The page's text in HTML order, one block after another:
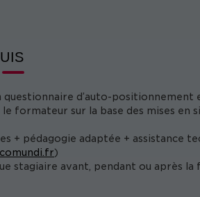
questionnaire d’auto-positionnement
formateur sur la base des mises en
+ pédagogie adaptée + assistance
)
stagiaire avant, pendant ou après